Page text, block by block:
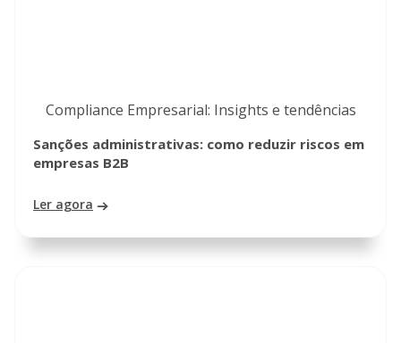
Compliance Empresarial: Insights e tendências
Sanções administrativas: como reduzir riscos em
empresas B2B
Ler agora